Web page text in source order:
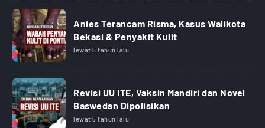
Anies Terancam Risma, Kasus Walikota
Bekasi & Penyakit Kulit
lewat 5 tahun lalu
Revisi UU ITE, Vaksin Mandiri dan Novel
Baswedan Dipolisikan
lewat 5 tahun lalu